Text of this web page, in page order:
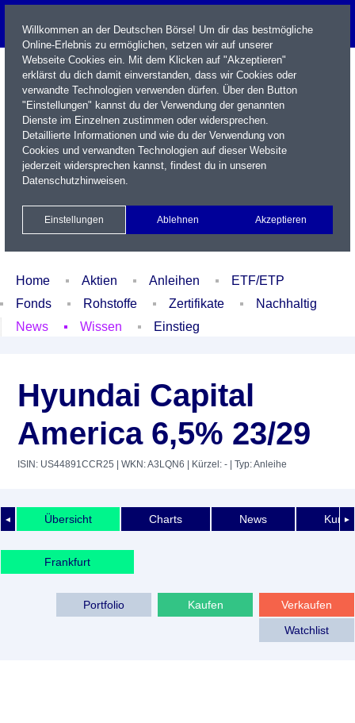
Name / WKN / ISIN / Kürzel
Xetra Realtime
Watchlist Portfolio Login
Home Aktien Anleihen
ETF/ETP
Fonds
Rohstoffe Zertifikate
Nachhaltig
News
Wissen Einstieg
Hyundai Capital
America 6,5% 23/29
ISIN: US44891CCR25 | WKN: A3LQN6 | Kürzel: - | Typ: Anleihe
◄ ►
Übersicht Charts News
Frankfurt
Verkaufen
Kaufen
Portfolio
Watchlist
Willkommen an der Deutschen Börse! Um dir das bestmögliche
Online-Erlebnis zu ermöglichen, setzen wir auf unserer
Webseite Cookies ein. Mit dem Klicken auf "Akzeptieren"
erklärst du dich damit einverstanden, dass wir Cookies oder
verwandte Technologien verwenden dürfen. Über den Button
"Einstellungen" kannst du der Verwendung der genannten
Dienste im Einzelnen zustimmen oder widersprechen.
Detaillierte Informationen und wie du der Verwendung von
Cookies und verwandten Technologien auf dieser Website
jederzeit widersprechen kannst, findest du in unseren
Datenschutzhinweisen.
Einstellungen Ablehnen Akzeptieren